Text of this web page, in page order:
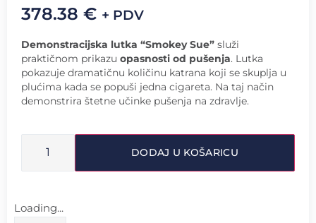
378.38 € + PDV
Demonstracijska lutka “Smokey Sue” služi
praktičnom prikazu opasnosti od pušenja. Lutka
pokazuje dramatičnu količinu katrana koji se skuplja u
plućima kada se popuši jedna cigareta. Na taj način
demonstrira štetne učinke pušenja na zdravlje.
DODAJ U KOŠARICU
Loading...